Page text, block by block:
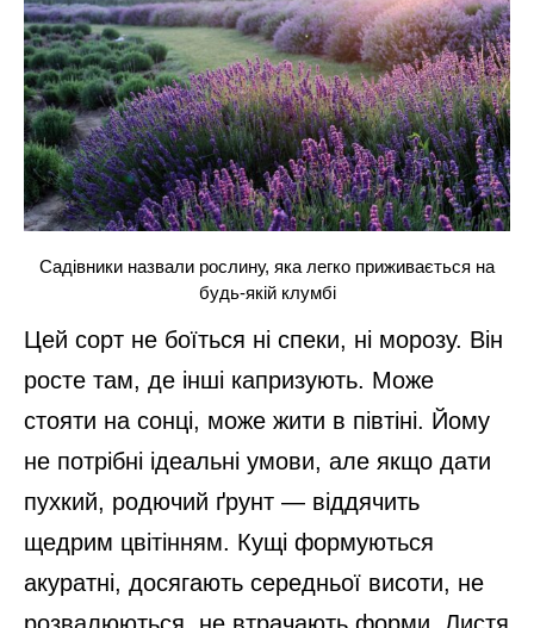
Садівники назвали рослину, яка легко приживається на
будь-якій клумбі
Цей сорт не боїться ні спеки, ні морозу. Він
росте там, де інші капризують. Може
стояти на сонці, може жити в півтіні. Йому
не потрібні ідеальні умови, але якщо дати
пухкий, родючий ґрунт — віддячить
щедрим цвітінням. Кущі формуються
акуратні, досягають середньої висоти, не